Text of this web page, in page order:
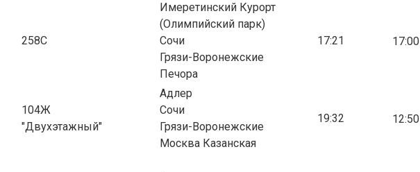
258С
Имеретинский Курорт
(Олимпийский парк)
Сочи
Грязи-Воронежские
Печора
17:21 17:00
104Ж
"Двухэтажный"
Адлер
Сочи
Грязи-Воронежские
Москва Казанская
19:32 12:50